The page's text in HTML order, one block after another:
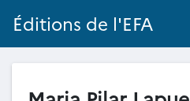
Éditions de l'EFA